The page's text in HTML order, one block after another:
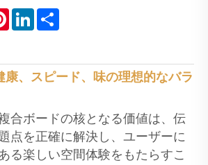
PinterestLinkedIn
康、スピード、味の理想的なバラ
合ボードの核となる価値は、伝
点を正確に解決し、ユーザーに
る楽しい空間体験をもたらすこ